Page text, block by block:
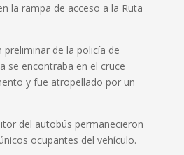
la rampa de acceso a la Ruta
preliminar de la policía de
se encontraba en el cruce
y fue atropellado por un
del autobús permanecieron
ocupantes del vehículo.